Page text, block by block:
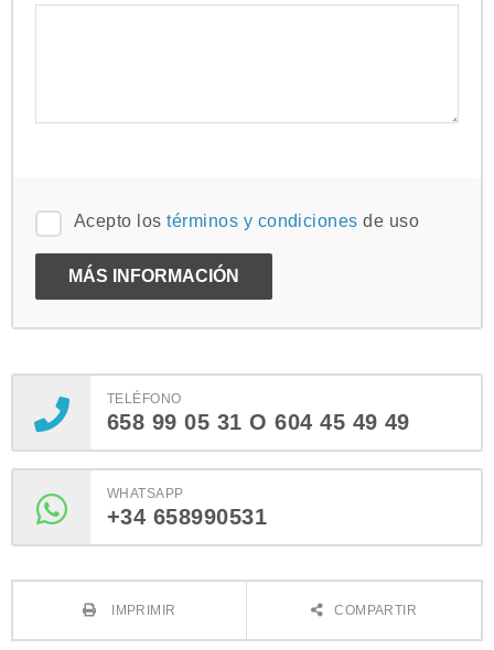
Acepto lostérminos y condiciones de uso
TELÉFONO
658 99 05 31 O 604 45 49 49
WHATSAPP
+34 658990531
IMPRIMIR COMPARTIR